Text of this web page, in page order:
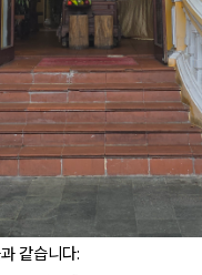
같습니다: